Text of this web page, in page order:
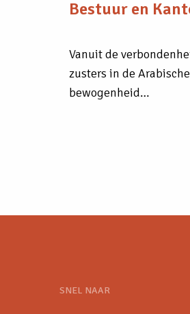
Bestuur en
Vanuit de
zusters in de
bewogenheid…
SNEL NAAR